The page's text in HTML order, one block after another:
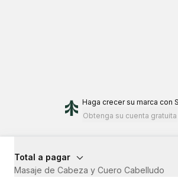
Haga crecer su marca con
Obtenga su cuenta gratuita
Total a pagar
Masaje de Cabeza y Cuero Cabelludo